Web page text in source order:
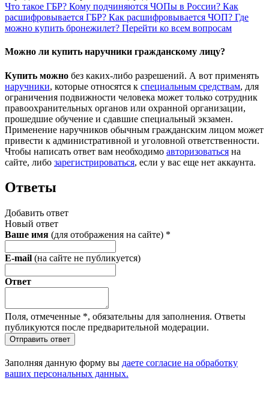
Что такое ГБР? Кому подчиняются ЧОПы в России? Как
расшифровывается ГБР? Как расшифровывается ЧОП? Где
можно купить бронежилет? Перейти ко всем вопросам
Можно ли купить наручники гражданскому лицу?
Купить можно без каких-либо разрешений. А вот применять
наручники, которые относятся к специальным средствам, для
ограничения подвижности человека может только сотрудник
правоохранительных органов или охранной организации,
прошедшие обучение и сдавшие специальный экзамен.
Применение наручников обычным гражданским лицом может
привести к административной и уголовной ответственности.
Чтобы написать ответ вам необходимо авторизоваться на
сайте, либо зарегистрироваться, если у вас еще нет аккаунта.
Ответы
Добавить ответ
Новый ответ
Ваше имя (для отображения на сайте) *
E-mail (на сайте не публикуется)
Ответ
Поля, отмеченные *, обязательны для заполнения. Ответы
публикуются после предварительной модерации.
Отправить ответ
Заполняя данную форму вы даете согласие на обработку
ваших персональных данных.